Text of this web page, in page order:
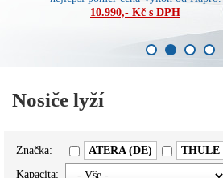
10.990,- Kč s DPH
Nosiče lyží
Značka: ATERA (DE)
THULE
Kapacita: